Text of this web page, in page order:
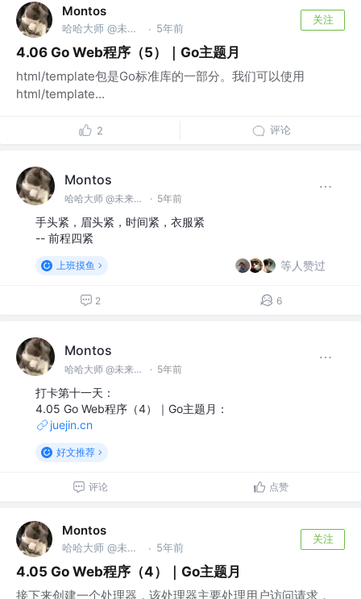
Montos
哈哈大师 @未来无极限 · 5年前
关注
4.06 Go Web程序（5）｜Go主题月
html/template包是Go标准库的一部分。我们可以使用
html/template...
2 评论
Montos
哈哈大师 @未来无极限 · 5年前
手头紧，眉头紧，时间紧，衣服紧
-- 前程四紧
上班摸鱼 等人赞过
2 6
Montos
哈哈大师 @未来无极限 · 5年前
打卡第十一天：
4.05 Go Web程序（4）｜Go主题月：
juejin.cn
好文推荐
评论 点赞
Montos
哈哈大师 @未来无极限 · 5年前
关注
4.05 Go Web程序（4）｜Go主题月
接下来创建一个处理器，该处理器主要处理用户访问请求，